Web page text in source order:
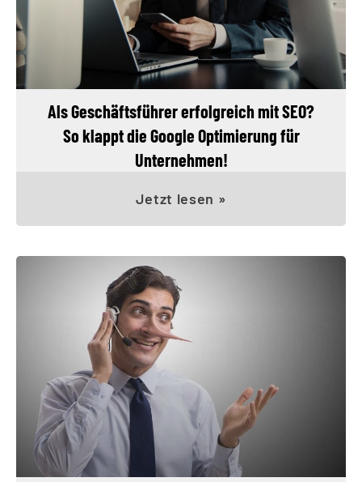
Als Geschäftsführer erfolgreich mit SEO?
So klappt die Google Optimierung für
Unternehmen!
Jetzt lesen »